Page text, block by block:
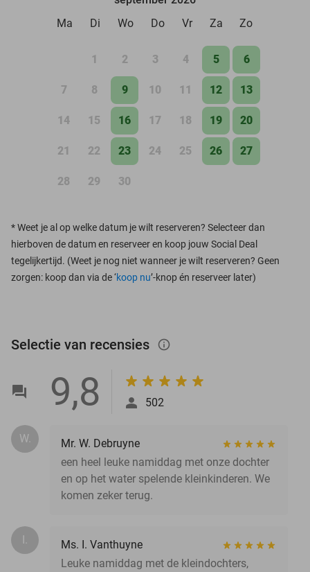
Ma
Di Wo Do Vr Za Zo
1 2 3 4 5 6
7 8 9 10 11 12 13
14 15 16 17 18 19 20
21 22 23 24 25 26 27
28 29 30
*Weet je al op welke datum je wilt reserveren? Selecteer dan
hierboven de datum en reserveer en koop jouw Social Deal
tegelijkertijd. (Weet je nog niet wanneer je wilt reserveren? Geen
zorgen: koop dan via de ‘koop nu’-knop én reserveer later)
Selectie van recensies info_outlined
9,8 502
W.
Mr. W. Debruyne
een heel leuke namiddag met onze dochter
en op het water spelende kleinkinderen. We
komen zeker terug.
I.
Ms. I. Vanthuyne
Leuke namiddag met de kleindochters,